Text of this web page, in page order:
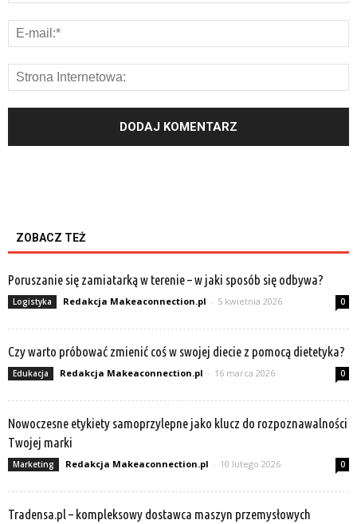
ZOBACZ TEŻ
Poruszanie się zamiatarką w terenie – w jaki sposób się odbywa?
Logistyka Redakcja Makeaconnection.pl - 5 kwietnia 2026 0
Czy warto próbować zmienić coś w swojej diecie z pomocą dietetyka?
Edukacja Redakcja Makeaconnection.pl - 16 marca 2026 0
Nowoczesne etykiety samoprzylepne jako klucz do rozpoznawalności
Twojej marki
Marketing Redakcja Makeaconnection.pl - 10 lutego 2026 0
Tradensa.pl – kompleksowy dostawca maszyn przemysłowych